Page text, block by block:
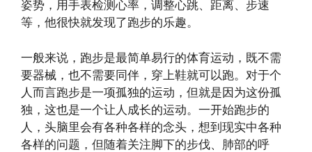
姿势，用手表检测心率，调整心跳、距离、步速
等，他很快就发现了跑步的乐趣。
一般来说，跑步是最简单易行的体育运动，既不需
要器械，也不需要同伴，穿上鞋就可以跑。对于个
人而言跑步是一项孤独的运动，但就是因为这份孤
独，这也是一个让人成长的运动。一开始跑步的
人，头脑里会有各种各样的念头，想到现实中各种
各样的问题，但随着关注脚下的步伐、肺部的呼